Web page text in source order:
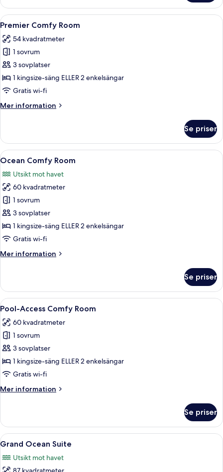
Ocean
Room
Öppna
alla
foton
för
Premier
Comfy
Room
Ett modernt hotellrum med en stor
16
Premier Comfy Room
54 kvadratmeter
1 sovrum
3 sovplatser
1 kingsize-säng ELLER 2 enkelsängar
Gratis wi-fi
Mer information
Mer
Comfy
Room
Se priser
Öppna
alla
foton
för
Ocean
Comfy
Room
Ett modernt hotellrum med en stor
8
Ocean Comfy Room
Utsikt mot havet
60 kvadratmeter
1 sovrum
3 sovplatser
1 kingsize-säng ELLER 2 enkelsängar
Gratis wi-fi
Mer information
Mer
Comfy
Room
Se priser
Öppna
alla
foton
för
Pool-
Access
Comfy
Ett modernt hotellrum med en
8
Pool-Access Comfy Room
60 kvadratmeter
1 sovrum
3 sovplatser
1 kingsize-säng ELLER 2 enkelsängar
Gratis wi-fi
Mer information
Mer
Access
Comfy
Room
Se priser
Öppna
alla
foton
Ett modernt hotellrum med en stor
11
Grand Ocean Suite
Utsikt mot havet